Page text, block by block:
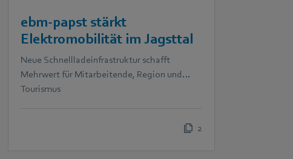
ebm‑papst stärkt
Elektromobilität im Jagsttal
Neue Schnellladeinfrastruktur schafft
Mehrwert für Mitarbeitende, Region und
Tourismus
2